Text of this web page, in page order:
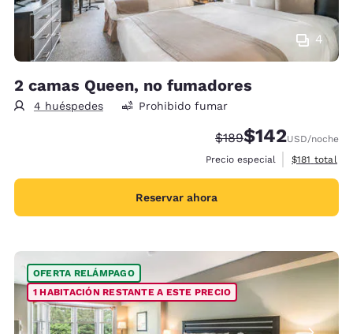
4
2 camas Queen, no fumadores
4 huéspedes Prohibido fumar
Precio tachado:
$189Precio con
$142USD/noche
Precio especial
Ver detalles
$181 total
Reservar ahora
OFERTA RELÁMPAGO
1 HABITACIÓN RESTANTE A ESTE PRECIO